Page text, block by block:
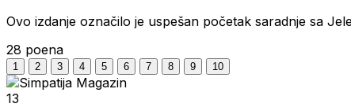
Ovo izdanje označilo je uspešan početak saradnje sa
28 poena
1 2 3 4 5 6 7 8 9 10
13